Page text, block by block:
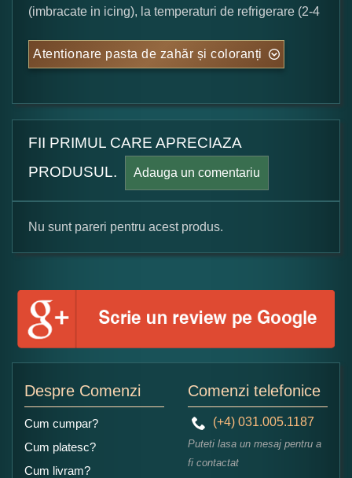
(imbracate in icing), la temperaturi de refrigerare (2-4
Atentionare pasta de zahăr și coloranți
FII PRIMUL CARE APRECIAZA
PRODUSUL.
Adauga un comentariu
Formular pareri client
Numele dumneavoastra:
Nu sunt pareri pentru acest produs.
Despre Comenzi
Cum cumpar?
Cum platesc?
Cum livram?
Comenzi telefonice
(+4) 031.005.1187
Puteti lasa un mesaj pentru a
fi contactat